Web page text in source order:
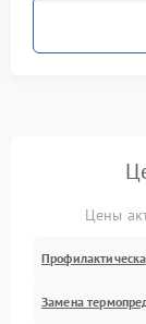
Цены
Замена